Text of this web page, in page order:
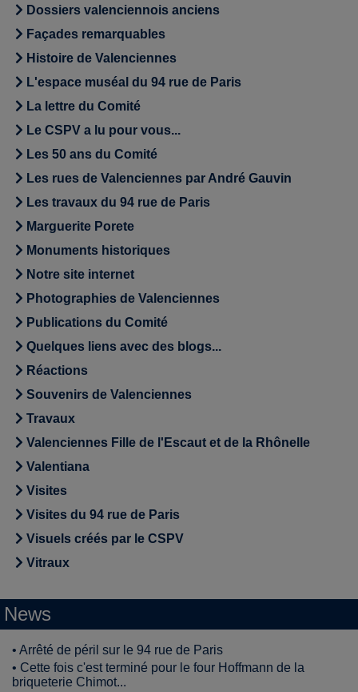
Dossiers valenciennois anciens
Façades remarquables
Histoire de Valenciennes
L'espace muséal du 94 rue de Paris
La lettre du Comité
Le CSPV a lu pour vous...
Les 50 ans du Comité
Les rues de Valenciennes par André Gauvin
Les travaux du 94 rue de Paris
Marguerite Porete
Monuments historiques
Notre site internet
Photographies de Valenciennes
Publications du Comité
Quelques liens avec des blogs...
Réactions
Souvenirs de Valenciennes
Travaux
Valenciennes Fille de l'Escaut et de la Rhônelle
Valentiana
Visites
Visites du 94 rue de Paris
Visuels créés par le CSPV
Vitraux
News
• Arrêté de péril sur le 94 rue de Paris
• Cette fois c'est terminé pour le four Hoffmann de la
briqueterie Chimot...